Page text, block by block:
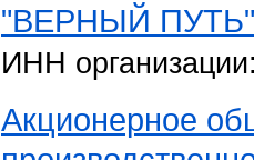
"ВЕРНЫЙ ПУТЬ"
ИНН
Акционерное